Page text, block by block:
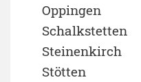
Oppingen
Schalkstetten
Steinenkirch
Stötten